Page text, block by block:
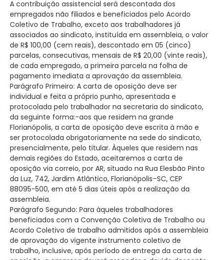
A contribuição assistencial será descontada dos
empregados não filiados e beneficiados pelo Acordo
Coletivo de Trabalho, exceto aos trabalhadores já
associados ao sindicato, instituída em assembleia, o valor
de R$ 100,00 (cem reais), descontado em 05 (cinco)
parcelas, consecutivas, mensais de R$ 20,00 (vinte reais),
de cada empregado, a primeira parcela na folha de
pagamento imediata a aprovação da assembleia.
Parágrafo Primeiro: A carta de oposição deve ser
individual e feita a próprio punho, apresentada e
protocolada pelo trabalhador na secretaria do sindicato,
da seguinte forma:-aos que residem na grande
Florianópolis, a carta de oposição deve escrita à mão e
ser protocolada obrigatoriamente na sede do sindicato,
presencialmente, pelo titular. Àqueles que residem nas
demais regiões do Estado, aceitaremos a carta de
oposição via correio, por AR, situado na Rua Elesbão Pinto
da Luz, 742, Jardim Atlântico, Florianópolis–SC, CEP
88095-500, em até 5 dias úteis após a realização da
assembleia.
Parágrafo Segundo: Para àqueles trabalhadores
beneficiados com a Convenção Coletiva de Trabalho ou
Acordo Coletivo de trabalho admitidos após a assembleia
de aprovação do vigente instrumento coletivo de
trabalho, inclusive, após período de entrega da carta de